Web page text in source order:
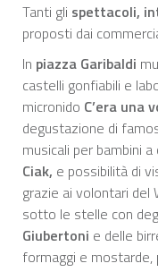
Tanti gli spettacoli,
proposti dai
In piazza Garibaldi
castelli gonfiabili e
micronido C’era una
degustazione di
musicali per bambini
Ciak, e possibilità di
grazie ai volontari del
sotto le stelle con
Giubertoni e delle
formaggi e mostarde,